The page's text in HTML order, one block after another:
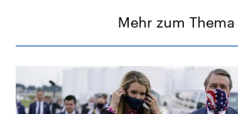
Mehr zum Thema